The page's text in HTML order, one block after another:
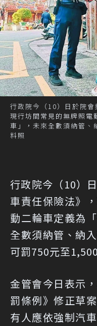
行政院今（10）日於院會
現行坊間常見的無牌照電
車」，未來全數須納管、
料照
行政院今（10）
車責任保險法》
動二輪車定義為
全數須納管、納
可罰750元至
金管會今日表示
罰條例》修正草
有人應依強制汽